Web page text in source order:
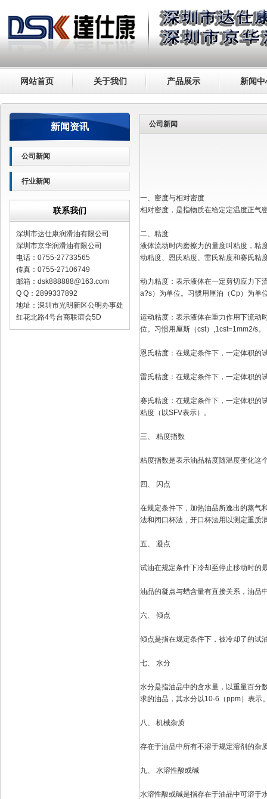
网站首页 关于我们 产品展示 新闻中
新闻资讯
公司新闻
行业新闻
联系我们
深圳市达仕康润滑油有限公司
深圳市京华润滑油有限公司
电话：0755-27733565
传真：0755-27106749
邮箱： dsk888888@163.com
Q Q：2899337892
地址：深圳市光明新区公明办事处
红花北路4号台商联谊会5D
公司新闻
一、密度与相对密度
相对密度，是指物质在给定定温度正气
二、粘度
液体流动时内磨擦力的量度叫粘度，粘
动粘度、恩氏粘度、雷氏粘度和赛氏粘
动力粘度：表示液体在一定剪切应力下
a?s）为单位。习惯用厘泊（Cp）为单
运动粘度：表示液体在重力作用下流动
位。习惯用厘斯（cst）,1cst=1mm2/s。
恩氏粘度：在规定条件下，一定体积的
雷氏粘度：在规定条件下，一定体积的
赛氏粘度：在规定条件下，一定体积的
粘度（以SFV表示）。
三、 粘度指数
粘度指数是表示油品粘度随温度变化这
四、 闪点
在规定条件下，加热油品所逸出的蒸气
法和闭口杯法，开口杯法用以测定重质
五、 凝点
试油在规定条件下冷却至停止移动时的
油品的凝点与蜡含量有直接关系，油品
六、 倾点
倾点是指在规定条件下，被冷却了的试
七、 水分
水分是指油品中的含水量，以重量百分
求的油品，其水分以10-6（ppm）表示
八、 机械杂质
存在于油品中所有不溶于规定溶剂的杂
九、 水溶性酸或碱
水溶性酸或碱是指存在于油品中可溶于